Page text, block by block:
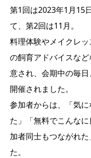
第1回は2023年1月15
て、第2回は11月。
料理体験やメイクレ
の飼育アドバイスな
意され、会期中の毎
開催されました。
参加者からは、「気
た」「無料でこんな
加者同士もつながれ
た。